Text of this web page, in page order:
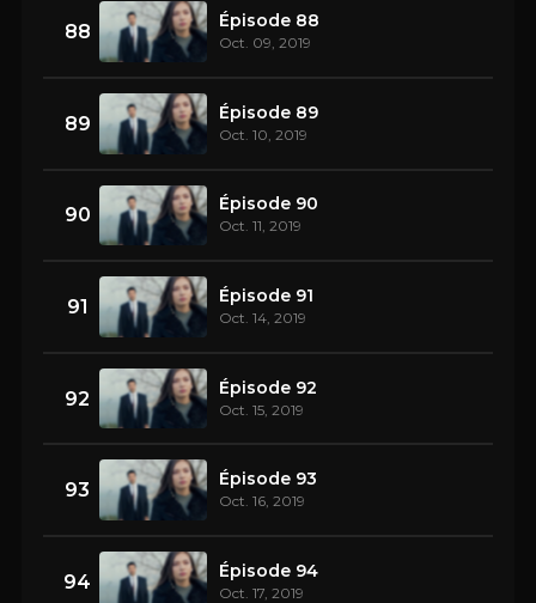
88 Épisode 88
Oct. 09, 2019
89 Épisode 89
Oct. 10, 2019
90 Épisode 90
Oct. 11, 2019
91 Épisode 91
Oct. 14, 2019
92 Épisode 92
Oct. 15, 2019
93 Épisode 93
Oct. 16, 2019
94 Épisode 94
Oct. 17, 2019